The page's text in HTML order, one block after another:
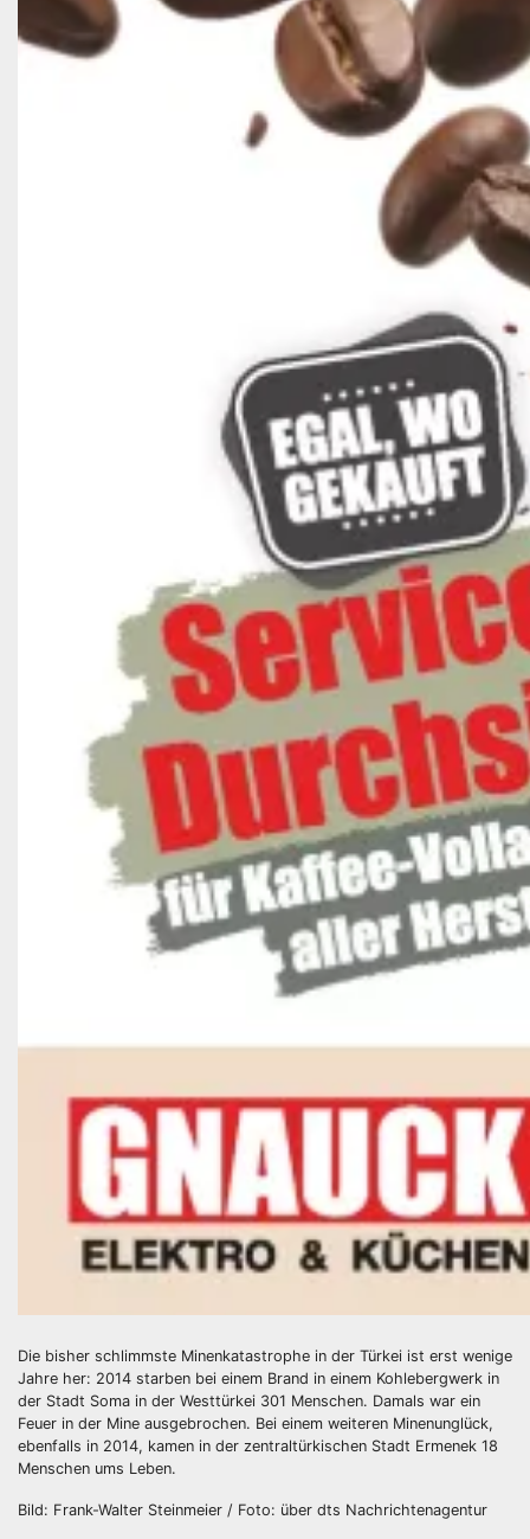
Die bisher schlimmste Minenkatastrophe in der Türkei ist erst wenige
Jahre her: 2014 starben bei einem Brand in einem Kohlebergwerk in
der Stadt Soma in der Westtürkei 301 Menschen. Damals war ein
Feuer in der Mine ausgebrochen. Bei einem weiteren Minenunglück,
ebenfalls in 2014, kamen in der zentraltürkischen Stadt Ermenek 18
Menschen ums Leben.
Bild: Frank-Walter Steinmeier / Foto: über dts Nachrichtenagentur